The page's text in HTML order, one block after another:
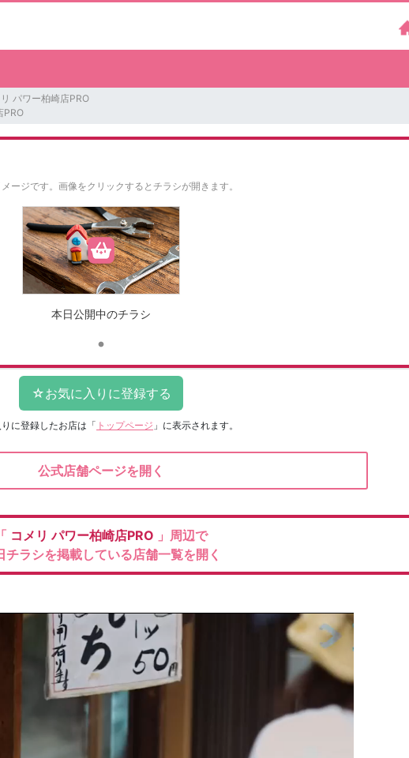
パワー柏崎店PRO
PRO
ージです。 画像をクリックするとチラシが開きます。
本日公開中のチラシ
に登録したお店は 「 トップページ 」に表示されます。
公式店舗ページを開く
「 コメリパワー柏崎店PRO 」周辺で
チラシを掲載している店舗一覧を開く